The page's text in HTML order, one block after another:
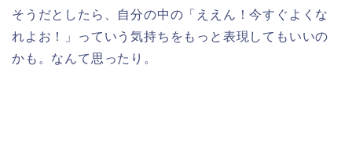
そうだとしたら、自分の中の「ええん！今すぐよくな
れよお！」っていう気持ちをもっと表現してもいいの
かも。なんて思ったり。